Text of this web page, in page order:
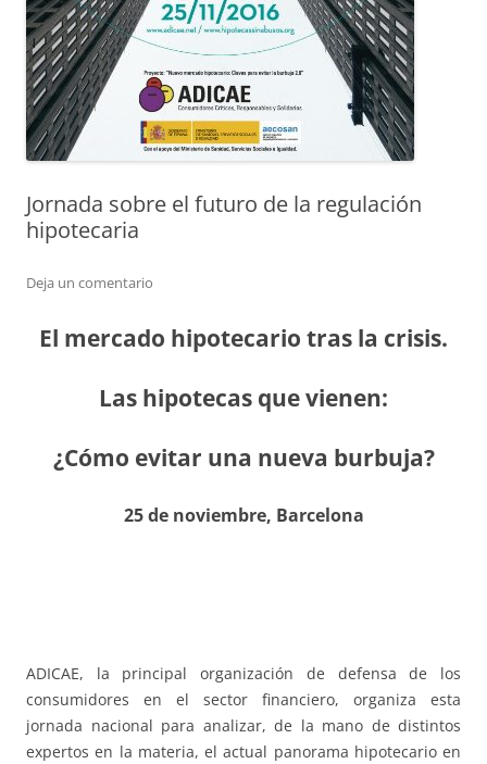
Jornada sobre el futuro de la regulación
hipotecaria
Deja un comentario
El mercado hipotecario tras la crisis.
Las hipotecas que vienen:
¿Cómo evitar una nueva burbuja?
25 de noviembre, Barcelona
ADICAE, la principal organización de defensa de los
consumidores en el sector financiero, organiza esta
jornada nacional para analizar, de la mano de distintos
expertos en la materia, el actual panorama hipotecario en